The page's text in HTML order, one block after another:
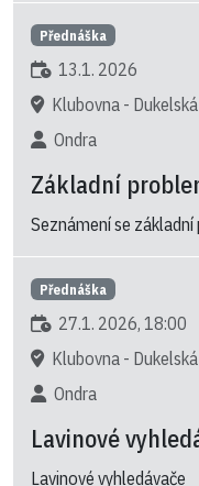
Přednáška
13.1. 2026
Klubovna -
Ondra
Základní
Seznámení se
Přednáška
27.1. 2026, 18:00
Klubovna -
Ondra
Lavinové
Lavinové vyhledávače